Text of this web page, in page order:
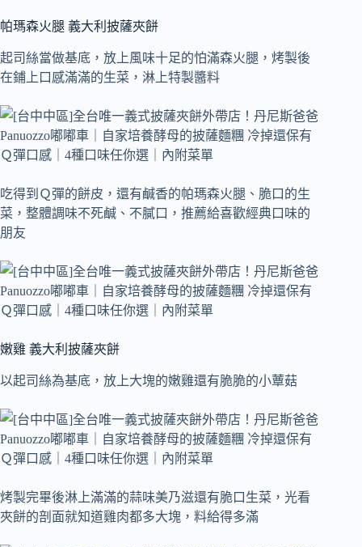
帕瑪森火腿 義大利披薩夾餅
起司絲當做基底，放上風味十足的怕滿森火腿，烤製後
在鋪上口感滿滿的生菜，淋上特製醬料
吃得到Ｑ彈的餅皮，還有鹹香的帕瑪森火腿、脆口的生
菜，整體調味不死鹹、不膩口，推薦給喜歡經典口味的
朋友
嫩雞 義大利披薩夾餅
以起司絲為基底，放上大塊的嫩雞還有脆脆的小蕈菇
烤製完畢後淋上滿滿的蒜味美乃滋還有脆口生菜，光看
夾餅的剖面就知道雞肉都多大塊，料給得多滿